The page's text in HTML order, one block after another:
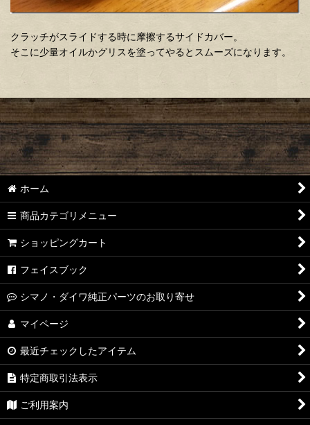
クラッチがスライドする時に摩擦するサイドカバー。
そこに少量オイルかグリスを塗ってやるとスムーズになります。
ホーム
商品カテゴリメニュー
ショッピングカート
フェイスブック
シマノ・ダイワ純正パーツのお取り寄せ
マイページ
最近チェックしたアイテム
特定商取引法表示
ご利用案内